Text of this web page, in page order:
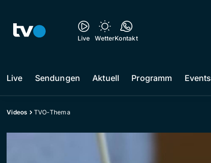
Live WetterKontakt
Live Sendungen Aktuell Programm Events
Videos TVO-Thema